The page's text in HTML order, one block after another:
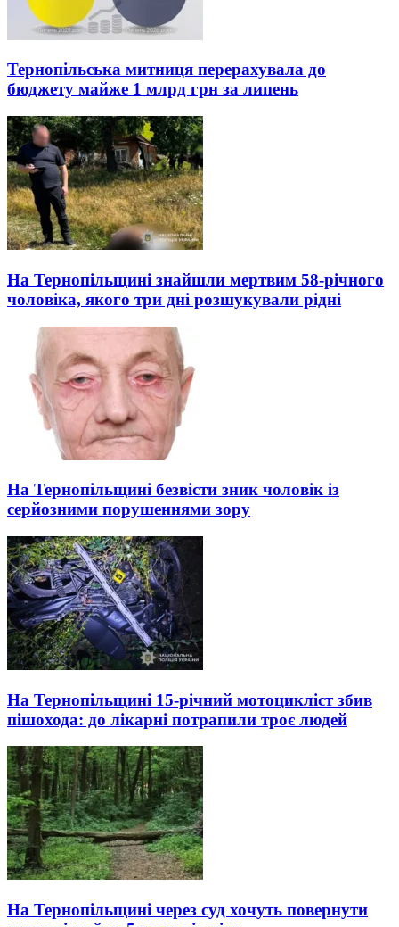
Тернопільська митниця перерахувала до
бюджету майже 1 млрд грн за липень
На Тернопільщині знайшли мертвим 58-річного
чоловіка, якого три дні розшукували рідні
На Тернопільщині безвісти зник чоловік із
серйозними порушеннями зору
На Тернопільщині 15-річний мотоцикліст збив
пішохода: до лікарні потрапили троє людей
На Тернопільщині через суд хочуть повернути